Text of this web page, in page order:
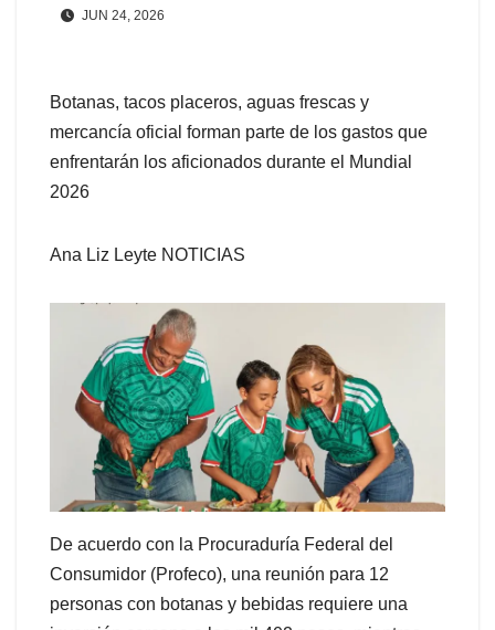
JUN 24, 2026
Botanas, tacos placeros, aguas frescas y
mercancía oficial forman parte de los gastos que
enfrentarán los aficionados durante el Mundial
2026
Ana Liz Leyte NOTICIAS
De acuerdo con la Procuraduría Federal del
Consumidor (Profeco), una reunión para 12
personas con botanas y bebidas requiere una